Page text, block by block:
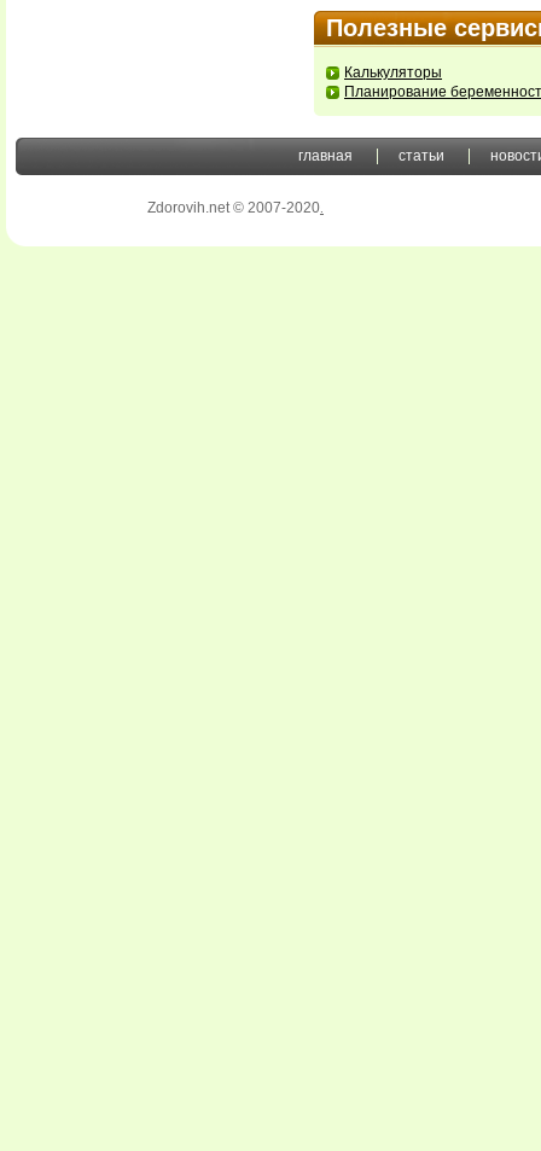
Полезные
Калькуляторы
Планирование
главная статьи
Zdorovih.net © 2007-2020